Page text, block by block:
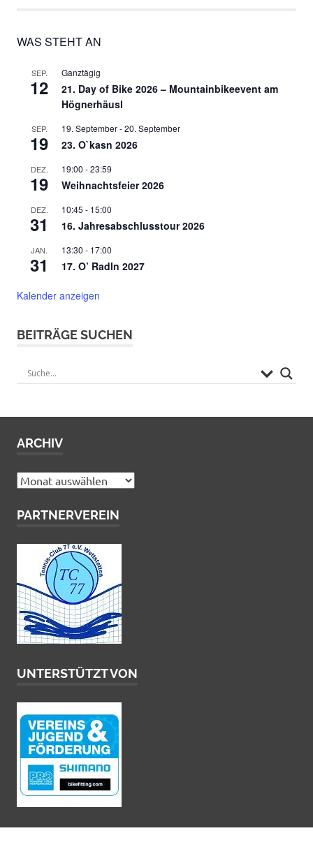
WAS STEHT AN
SEP.
12
Ganztägig
21. Day of Bike 2026 – Mountainbikeevent am
Högnerhäusl
SEP.
19
19. September-20. September
23. O`kasn 2026
DEZ.
19
19:00 -23:59
Weihnachtsfeier 2026
DEZ.
31
10:45 - 15:00
16. Jahresabschlusstour 2026
JAN.
31
13:30 - 17:00
17. O’ Radln 2027
Kalender anzeigen
BEITRÄGE SUCHEN
ARCHIV
Archiv
PARTNERVEREIN
UNTERSTÜTZT VON